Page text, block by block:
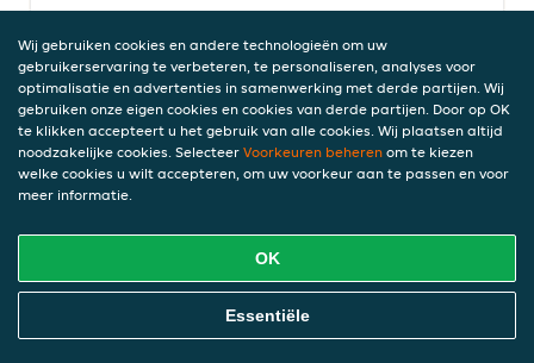
Napoletana 32cm
Tomaat, kaas, olijven en ansjovis
€ 12,00
incl. statiegeld (€ 0,00)
Pizza's met vis groot
Online Eten Bestellen
Wij gebruiken cookies en andere technologieën om uw
gebruikerservaring te verbeteren, te personaliseren, analyses voor
optimalisatie en advertenties in samenwerking met derde partijen. Wij
gebruiken onze eigen cookies en cookies van derde partijen. Door op OK
te klikken accepteert u het gebruik van alle cookies. Wij plaatsen altijd
noodzakelijke cookies. Selecteer Voorkeuren beheren om te kiezen
welke cookies u wilt accepteren, om uw voorkeur aan te passen en voor
meer informatie.
OK
Essentiële